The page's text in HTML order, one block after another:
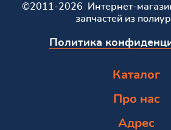
©2011-2026 Интернет-
запчастей из
Политика
Каталог
Про нас
Адрес